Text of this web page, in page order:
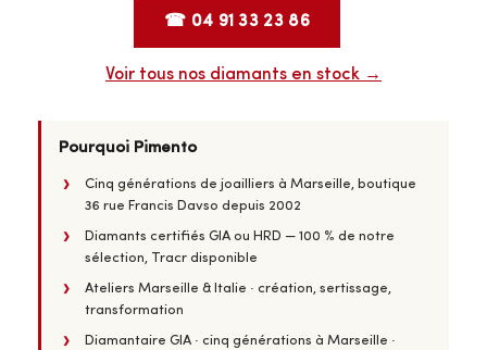
☎ 04 91 33 23 86
Voir tous nos diamants en stock →
Pourquoi Pimento
Cinq générations de joailliers à Marseille, boutique
36 rue Francis Davso depuis 2002
Diamants certifiés GIA ou HRD — 100 % de notre
sélection, Tracr disponible
Ateliers Marseille & Italie · création, sertissage,
transformation
Diamantaire GIA · cinq générations à Marseille ·